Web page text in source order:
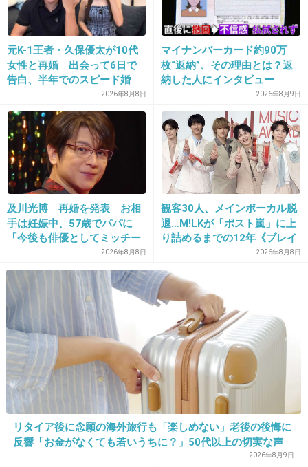
13. 匿名 2014/09/13(土) 20:13:40
1年後の私へ
ママになれた？？？
かわいい赤ちゃんと一緒にいますよーに…♡
+41 -4
14. 匿名2014/09/13(土) 20:14:46
二年後の私へ。
辛かったけど頑張ったよね。抜け出せないよう
な底辺でもがいてた。でも辿りついた。お金も
あるし、これから人生楽しもう。
+27 -2
15. 匿名
七年後の私へ
資格やスキルを活かすため旦那に主夫になってもらってバ
元K-1王者・久保優太が10代
女性と再婚 出会って6日で
告白、半年でのスピード婚
2026年8月8日
マイナンバーカード約90万
枚“返納”、その理由とは？返
納した人にインタビュー
2026年8月9日
及川光博 再婚を発表 お相
手は妊娠中、57歳でパパに
「今後も俳優としてミッチー
2026年8月8日
観客30人、メインボーカル脱
退…M!LKが「ポスト嵐」に上
り詰めるまでの12年《ブレイ
2026年8月8日
リタイア後に念願の海外旅行も「楽しめない」老後の後悔に
反響「お金がなくても若いうちに？」50代以上の切実な声
2026年8月9日